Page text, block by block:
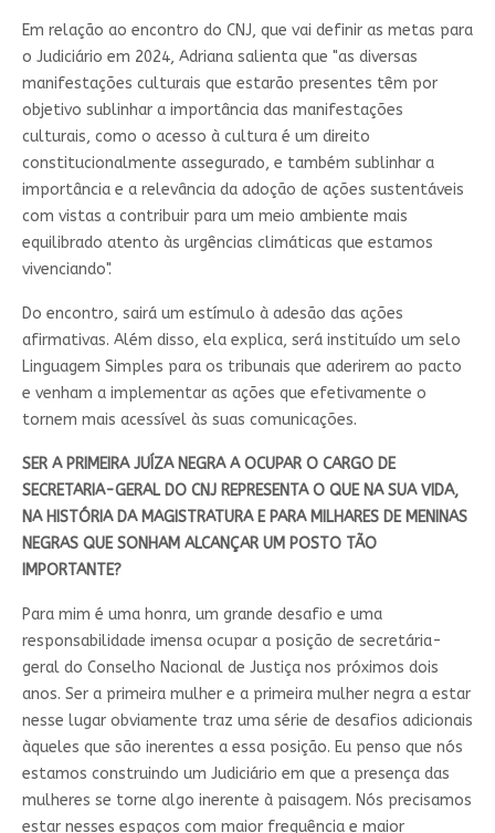
Em relação ao encontro do CNJ, que vai definir as metas para
o Judiciário em 2024, Adriana salienta que "as diversas
manifestações culturais que estarão presentes têm por
objetivo sublinhar a importância das manifestações
culturais, como o acesso à cultura é um direito
constitucionalmente assegurado, e também sublinhar a
importância e a relevância da adoção de ações sustentáveis
com vistas a contribuir para um meio ambiente mais
equilibrado atento às urgências climáticas que estamos
vivenciando".
Do encontro, sairá um estímulo à adesão das ações
afirmativas. Além disso, ela explica, será instituído um selo
Linguagem Simples para os tribunais que aderirem ao pacto
e venham a implementar as ações que efetivamente o
tornem mais acessível às suas comunicações.
SER A PRIMEIRA JUÍZA NEGRA A OCUPAR O CARGO DE
SECRETARIA-GERAL DO CNJ REPRESENTA O QUE NA SUA VIDA,
NA HISTÓRIA DA MAGISTRATURA E PARA MILHARES DE MENINAS
NEGRAS QUE SONHAM ALCANÇAR UM POSTO TÃO
IMPORTANTE?
Para mim é uma honra, um grande desafio e uma
responsabilidade imensa ocupar a posição de secretária-
geral do Conselho Nacional de Justiça nos próximos dois
anos. Ser a primeira mulher e a primeira mulher negra a estar
nesse lugar obviamente traz uma série de desafios adicionais
àqueles que são inerentes a essa posição. Eu penso que nós
estamos construindo um Judiciário em que a presença das
mulheres se torne algo inerente à paisagem. Nós precisamos
estar nesses espaços com maior frequência e maior